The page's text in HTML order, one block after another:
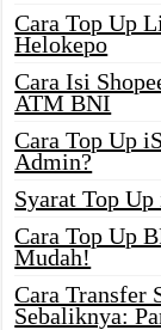
Cara Top Up
Helokepo
Cara Isi
ATM BNI
Cara Top Up
Admin?
Syarat Top
Cara Top Up
Mudah!
Cara Transfer
Sebaliknya: